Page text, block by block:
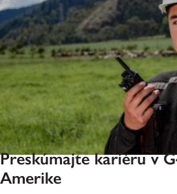
Preskúmajte kariéru v
Amerike